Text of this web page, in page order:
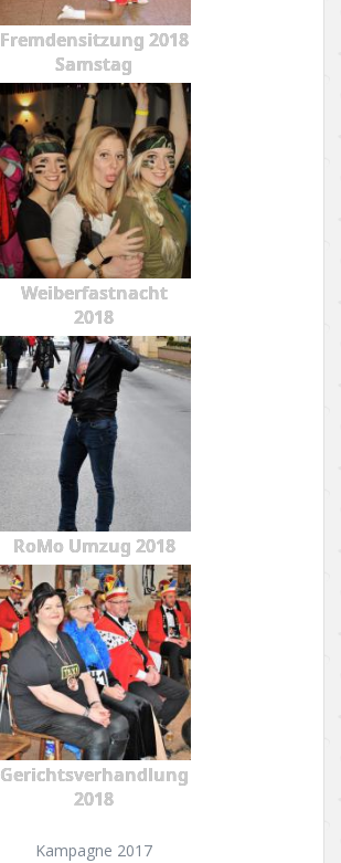
Fremdensitzung 2018
Samstag
Weiberfastnacht
2018
RoMo Umzug 2018
Gerichtsverhandlung
2018
Kampagne 2017